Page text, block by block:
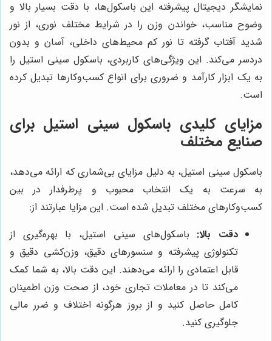
نمایشگر دیجیتال پیشرفته این باسکول‌ها، با دقت بسیار بالا و
وضوح مناسب، خواندن وزن را در شرایط مختلف نوری، از نور
شدید آفتاب گرفته تا نور کم محیط‌های داخلی، آسان و بدون
دردسر می‌کند. این ویژگی‌های کاربردی، باسکول سینی استیل را
به یک ابزار کارآمد و ضروری برای انواع کسب‌وکارها تبدیل کرده
است.
مزایای کلیدی باسکول سینی استیل برای
صنایع مختلف
باسکول سینی استیل، به دلیل مزایای بی‌شماری که ارائه می‌دهد،
به سرعت به یک انتخاب محبوب و پرطرفدار در بین
کسب‌وکارهای مختلف تبدیل شده است. این مزایا عبارتند از:
دقت بالا: باسکول‌های سینی استیل، با بهره‌گیری از
تکنولوژی پیشرفته و سنسورهای دقیق، وزن‌کشی دقیق و
قابل اعتمادی را ارائه می‌دهند. این دقت بالا، به شما کمک
می‌کند تا در معاملات تجاری خود، از صحت وزن اطمینان
کامل حاصل کنید و از بروز هرگونه اختلاف و ضرر مالی
جلوگیری کنید.